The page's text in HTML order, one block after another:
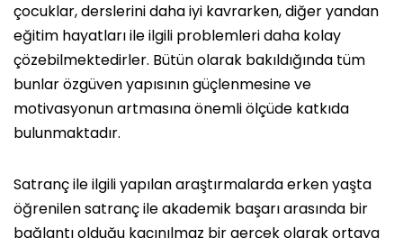
çocuklar, derslerini daha iyi kavrarken, diğer yandan
eğitim hayatları ile ilgili problemleri daha kolay
çözebilmektedirler. Bütün olarak bakıldığında tüm
bunlar özgüven yapısının güçlenmesine ve
motivasyonun artmasına önemli ölçüde katkıda
bulunmaktadır.
Satranç ile ilgili yapılan araştırmalarda erken yaşta
öğrenilen satranç ile akademik başarı arasında bir
bağlantı olduğu kaçınılmaz bir gerçek olarak ortaya